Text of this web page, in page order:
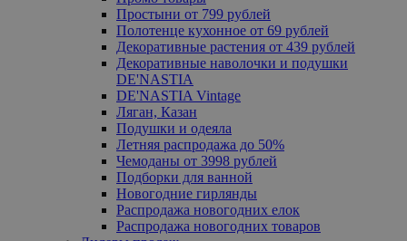
Простыни от 799 рублей
Полотенце кухонное от 69 рублей
Декоративные растения от 439 рублей
Декоративные наволочки и подушки
DE'NASTIA
DE'NASTIA Vintage
Ляган, Казан
Подушки и одеяла
Летняя распродажа до 50%
Чемоданы от 3998 рублей
Подборки для ванной
Новогодние гирлянды
Распродажа новогодних елок
Распродажа новогодних товаров